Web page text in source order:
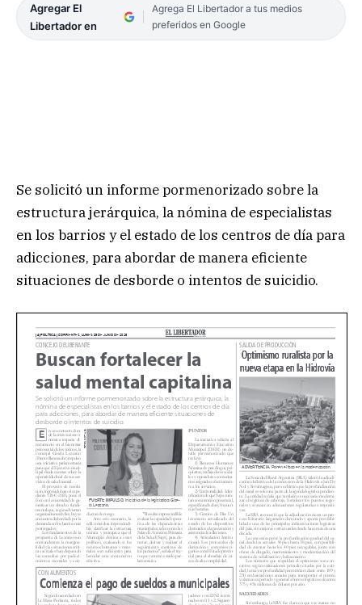
Agregar El
Libertador en
Agrega El Libertador a tus medios
preferidos en Google
Se solicitó un informe pormenorizado sobre la
estructura jerárquica, la nómina de especialistas
en los barrios y el estado de los centros de día para
adicciones, para abordar de manera eficiente
situaciones de desborde o intentos de suicidio.